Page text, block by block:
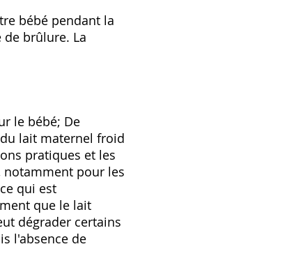
bébé pendant la
brûlure. La
le bébé; De
lait maternel froid
pratiques et les
notamment pour les
qui est
que le lait
dégrader certains
l'absence de